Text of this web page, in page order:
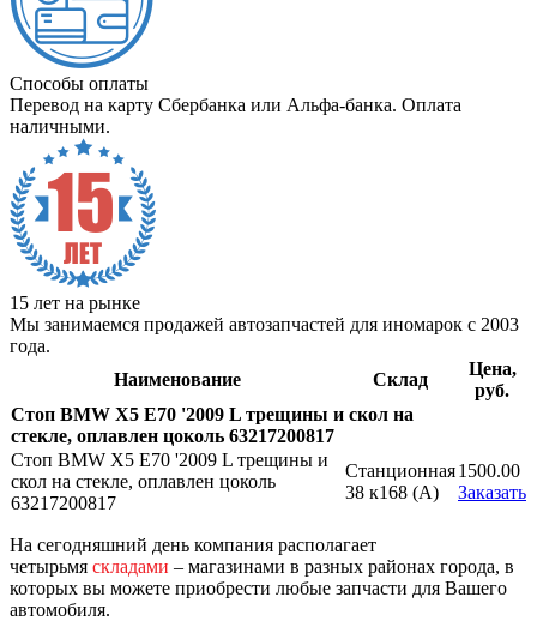
Способы оплаты
Перевод на карту Сбербанка или Альфа-банка. Оплата
наличными.
15 лет на рынке
Мы занимаемся продажей автозапчастей для иномарок с 2003
года.
Наименование
Склад
Цена,
руб.
Стоп BMW X5 E70 '2009 L трещины и скол на
стекле, оплавлен цоколь 63217200817
Стоп BMW X5 E70 '2009 L трещины и
скол на стекле, оплавлен цоколь
63217200817
Станционная
38 к168 (A)
1500.00
Заказать
На сегодняшний день компания располагает
четырьмя складами – магазинами в разных районах города, в
которых вы можете приобрести любые запчасти для Вашего
автомобиля.